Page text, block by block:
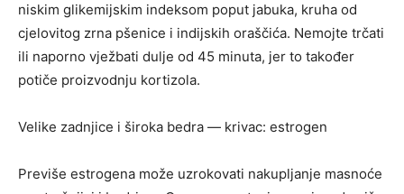
niskim glikemijskim indeksom poput jabuka, kruha od
cjelovitog zrna pšenice i indijskih oraščića. Nemojte trčati
ili naporno vježbati dulje od 45 minuta, jer to također
potiče proizvodnju kortizola.
Velike zadnjice i široka bedra — krivac: estrogen
Previše estrogena može uzrokovati nakupljanje masnoće